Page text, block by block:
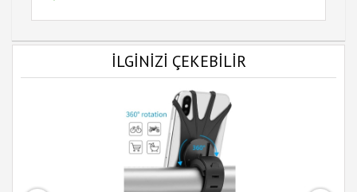
İLGİNİZİ ÇEKEBİLİR